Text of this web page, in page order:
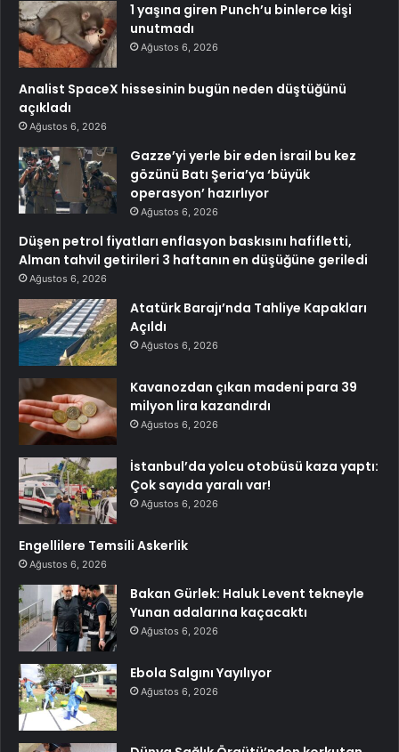
1 yaşına giren Punch’u binlerce kişi
unutmadı
Ağustos 6, 2026
Analist SpaceX hissesinin bugün neden düştüğünü
açıkladı
Ağustos 6, 2026
Gazze’yi yerle bir eden İsrail bu kez
gözünü Batı Şeria’ya ‘büyük
operasyon’ hazırlıyor
Ağustos 6, 2026
Düşen petrol fiyatları enflasyon baskısını hafifletti,
Alman tahvil getirileri 3 haftanın en düşüğüne geriledi
Ağustos 6, 2026
Atatürk Barajı’nda Tahliye Kapakları
Açıldı
Ağustos 6, 2026
Kavanozdan çıkan madeni para 39
milyon lira kazandırdı
Ağustos 6, 2026
İstanbul’da yolcu otobüsü kaza yaptı:
Çok sayıda yaralı var!
Ağustos 6, 2026
Engellilere Temsili Askerlik
Ağustos 6, 2026
Bakan Gürlek: Haluk Levent tekneyle
Yunan adalarına kaçacaktı
Ağustos 6, 2026
Ebola Salgını Yayılıyor
Ağustos 6, 2026